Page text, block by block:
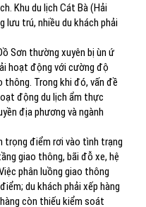
Khu du lịch Cát Bà (Hải
lưu trú, nhiều du khách phải
Sơn thường xuyên bị ùn ứ
hoạt động với cường độ
Trong khi đó, vấn đề
động du lịch ẩm thực
địa phương và ngành
trọng điểm rơi vào tình trạng
giao thông, bãi đỗ xe, hệ
phân luồng giao thông
du khách phải xếp hàng
còn thiếu kiểm soát